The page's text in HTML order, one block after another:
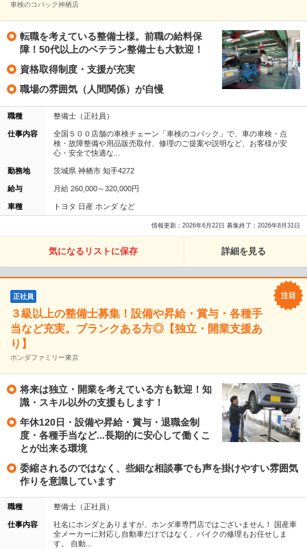
車検のコバック神栖店
転職を考えている整備士様。前職の給料保
障！50代以上のベテラン整備士も大歓迎！
資格取得制度・支援が充実
職場の雰囲気（人間関係）が自慢
職種 整備士（正社員）
仕事内容
全国５００店舗の車検チェーン「車検のコバック」で、車の車検・点
検・故障整備や用品販売取付、修理のご提案や説明など、お客様が安
心・安全で快適な...
勤務地 茨城県 神栖市 知手4272
給与 月給 260,000～320,000円
車種 トヨタ 日産 ホンダ など
情報更新：2026年6月22日 募集終了：2026年8月31日
気になるリストに保存 詳細を見る
正社員
３級以上の整備士募集！設備や昇給・賞与・各種手
当など充実。ブランクある方◎【独立・開業支援あ
り】
ホンダファミリー東京
将来は独立・開業を考えている方も歓迎！知
識・スキル以外の支援もします！
年休120日・設備や昇給・賞与・退職金制
度・各種手当など...長期的に安心して働くこ
とが出来る環境
委縮されるのではなく、些細な相談事でも声を掛けやすい雰囲気
作りを意識しています
職種 整備士（正社員）
仕事内容
社名にホンダとありますが、ホンダ車専門店ではございません！ 国産車
全メーカーに対応し自動車だけではなく、バイクの修理もお任せしま
す。 自動...